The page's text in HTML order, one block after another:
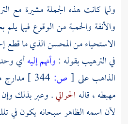
ولما كانت هذه الجملة مشيرة مع
والأنفة والحمية من الوقوع فيما
الاستحياء من المحسن الذي ما قطع
في الترهيب بقوله :وأنهم إليهأي
الذاهب على [ ص:
مدارج
مهبطه ، قاله الحرالي. وعبر بذلك وإن
لأن اسمه الظاهر سبحانه يكون في